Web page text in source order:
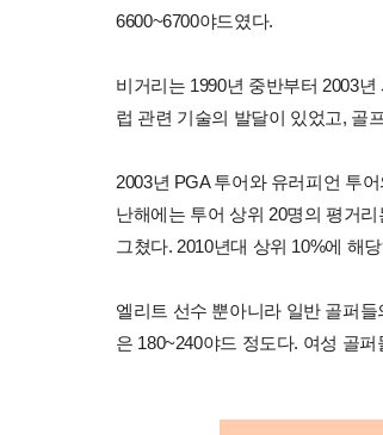
6600~6700야드였다.
비거리는 1990년 중반부터 2003
럽 관련 기술의 발달이 있었고, 골
2003년 PGA 투어와 유러피언 투
난해에는 투어 상위 20명의 평거
그쳤다. 2010년대 상위 10%에 해
엘리트 선수 뿐아니라 일반 골퍼
은 180~240야드 정도다. 여성 골